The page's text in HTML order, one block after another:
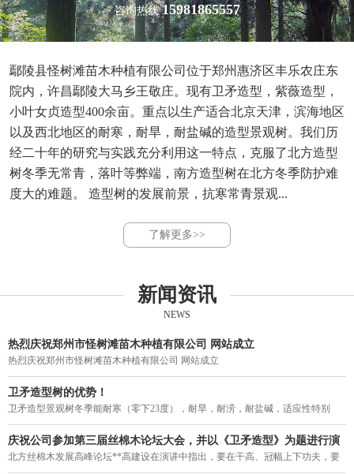
咨询热线 15981865557
鄢陵县怪树滩苗木种植有限公司位于郑州惠济区丰乐农庄东
院内，许昌鄢陵大马乡王敬庄。现有卫矛造型，紫薇造型，
小叶女贞造型400余亩。重点以生产适合北京天津，滨海地区
以及西北地区的耐寒，耐旱，耐盐碱的造型景观树。我们历
经二十年的研究与实践充分利用这一特点，克服了北方造型
树冬季无常青，落叶等弊端，南方造型树在北方冬季防护难
度大的难题。 造型树的发展前景，抗寒常青景观...
了解更多>>
新闻资讯
NEWS
热烈庆祝郑州市怪树滩苗木种植有限公司 网站成立
热烈庆祝郑州市怪树滩苗木种植有限公司 网站成立
卫矛造型树的优势！
卫矛造型景观树冬季能耐寒（零下23度），耐旱，耐涝，耐盐碱，适应性特别
强。突破了四季常青造型不能过京津冀，东北，西北的局限，结束了我国寒冷地
区造型树冬季落叶的历史，填补了北方造型树一年四季无常青的空白。
庆祝公司参加第三届丝棉木论坛大会，并以《卫矛造型》为题进行演
讲。
北方丝棉木发展高峰论坛**高建设在演讲中指出，要在干高、冠幅上下功夫，要